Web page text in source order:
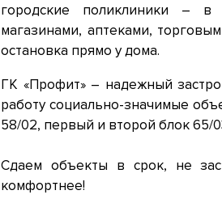
городские поликлиники – в
магазинами, аптеками,
остановка прямо у дома.
ГК «Профит» – надежный
работу социально-значимые
58/02, первый и второй блок 65/
Сдаем объекты в срок, не
комфортнее!